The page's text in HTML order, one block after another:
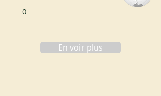
0
En voir plus